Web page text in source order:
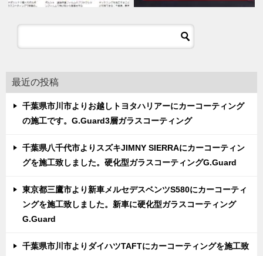
最近の投稿
千葉県市川市よりお越しトヨタハリアーにカーコーティング
の施工です。G.Guard3層ガラスコーティング
千葉県八千代市よりスズキJIMNY SIERRAにカーコーティン
グを施工致しました。硬化型ガラスコーティングG.Guard
東京都三鷹市より新車メルセデスベンツS580にカーコーティ
ングを施工致しました。新車に硬化型ガラスコーティング
G.Guard
千葉県市川市よりダイハツTAFTにカーコーティングを施工致